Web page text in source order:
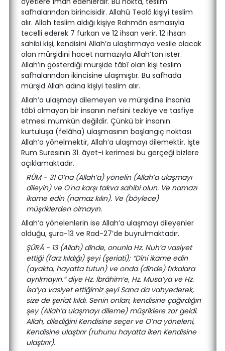
safhalarından birincisidir. Allahû Tealâ kişiyi teslim
alır. Allah teslim aldığı kişiye Rahmân esmasıyla
tecelli ederek 7 furkan ve 12 ihsan verir. 12 ihsan
sahibi kişi, kendisini Allah’a ulaştırmaya vesile olacak
olan mürşidini hacet namazıyla Allah’tan ister.
Allah’ın gösterdiği mürşide tâbî olan kişi teslim
safhalarından ikincisine ulaşmıştır. Bu safhada
mürşid Allah adına kişiyi teslim alır.
Allah’a ulaşmayı dilemeyen ve mürşidine ihsanla
tâbî olmayan bir insanın nefsini tezkiye ve tasfiye
etmesi mümkün değildir. Çünkü bir insanın
kurtuluşa (felâha) ulaşmasının başlangıç noktası
Allah’a yönelmektir, Allah’a ulaşmayı dilemektir. İşte
Rum Suresinin 31. âyet-i kerimesi bu gerçeği bizlere
açıklamaktadır.
RÛM - 31 O’na (Allah’a) yönelin (Allah’a ulaşmayı
dileyin) ve O'na karşı takva sahibi olun. Ve namazı
ikame edin (namaz kılın). Ve (böylece)
müşriklerden olmayın.
Allah’a yönelenlerin ise Allah’a ulaşmayı dileyenler
olduğu, şura-13 ve Rad-27’de buyrulmaktadır.
ŞÛRÂ - 13 (Allah) dînde, onunla Hz. Nuh’a vasiyet
ettiği (farz kıldığı) şeyi (şeriati); “Dîni ikame edin
(ayakta, hayatta tutun) ve onda (dînde) fırkalara
ayrılmayın.” diye Hz. İbrâhîm’e, Hz. Musa’ya ve Hz.
İsa’ya vasiyet ettiğimiz şeyi Sana da vahyederek,
size de şeriat kıldı. Senin onları, kendisine çağırdığın
şey (Allah’a ulaşmayı dileme) müşriklere zor geldi.
Allah, dilediğini Kendisine seçer ve O’na yöneleni,
Kendisine ulaştırır (ruhunu hayatta iken Kendisine
ulaştırır).